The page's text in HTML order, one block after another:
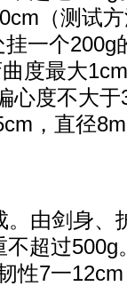
（测试
一个200g
度最大
心度不大
，直径
由剑身、
超过500g
性7一